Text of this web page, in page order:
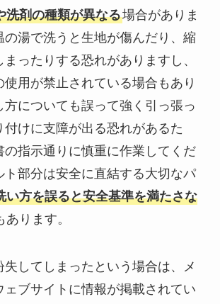
洗剤の種類が異なる場合がありま
の湯で洗うと生地が傷んだり、縮
ったりする恐れがありますし、
用が禁止されている場合もあり
方についても誤って強く引っ張っ
付けに支障が出る恐れがあるた
の指示通りに慎重に作業してくだ
ト部分は安全に直結する大切なパ
い方を誤ると安全基準を満たさな
あります。
失してしまったという場合は、メ
ェブサイトに情報が掲載されてい